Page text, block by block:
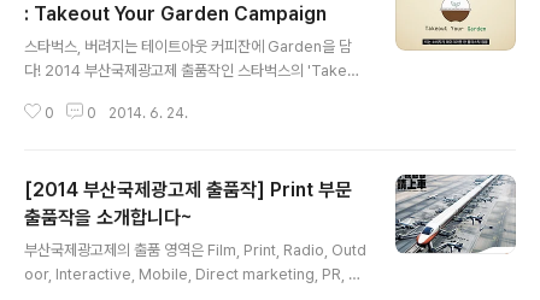
펩시는 공연장 입구에 'Pepsi Like Machine'을 설치했
습니다. 그리고 사람들에게 펩시의 페이스북 페이지에 접
속해 '좋아요(Like)'를 하면 일반 펩시와 다이어트 펩시 중
하나를 선택하라는 메시지가 나옵니다. 스마트폰에서 원하
는 콜라를 선택하면 자판기에서 내가 선택한 펩시가 뿅! ..
: Takeout Your Garden Campaign
스타벅스, 버려지는 테이트아웃 커피잔에 Garden을 담
다! 2014 부산국제광고제 출품작인 스타벅스의 'Takeou
성균관대학교 영상학과 학생들이 제작한 프로젝트이며, 실
제시하기 위해 시뮬레이션 영상으로 제작되었고 2014 부
산국제광고제 Non-professional 부문에 출품되었습니
다. 이 광고는 한국의 스타벅스 커피 전문점을 대상으로 하
여 캠페인이 제작되었습니다. 캠페인 내용은 다음과 같습
니다~ 한국에서 1인당 소비되는 커피의 양은 1년에 1.93k
0 0 2014. 6. 24.
[2014 부산국제광고제 출품작] Print 부문
출품작을 소개합니다~
부산국제광고제의 출품 영역은 Film, Print, Radio, Outd
oor, Interactive, Mobile, Direct marketing, PR, Pr